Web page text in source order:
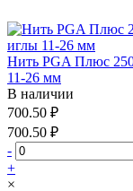
Нить PGA Плюс
11-26 мм
В наличии
700.50 ₽
700.50 ₽
-
+
×